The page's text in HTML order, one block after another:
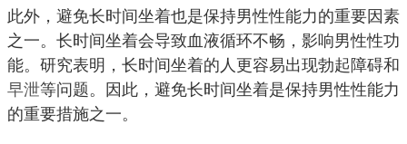
此外，避免长时间坐着也是保持男性性能力的重要因素
之一。长时间坐着会导致血液循环不畅，影响男性性功
能。研究表明，长时间坐着的人更容易出现勃起障碍和
早泄等问题。因此，避免长时间坐着是保持男性性能力
的重要措施之一。